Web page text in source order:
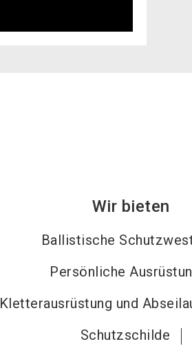
Wir bieten
Ballistische
Persönliche
Kletterausrüstung und
Schutzschilde